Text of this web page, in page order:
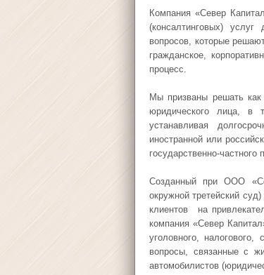
Компания «Север
(консалтинговых)
вопросов, которые
гражданское,
процесс.
Мы призваны решать как
юридического лица, в
устанавливая
иностранной или
государственно-
Созданный при ООО
окружной третейский
клиентов на
компания «Север
уголовного,
вопросы, связанные с
автомобилистов